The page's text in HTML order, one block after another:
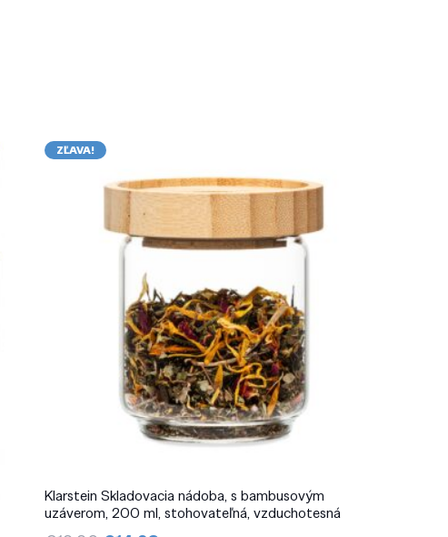
ZĽAVA!
Klarstein Skladovacia nádoba, s bambusovým
uzáverom, 200 ml, stohovateľná, vzduchotesná